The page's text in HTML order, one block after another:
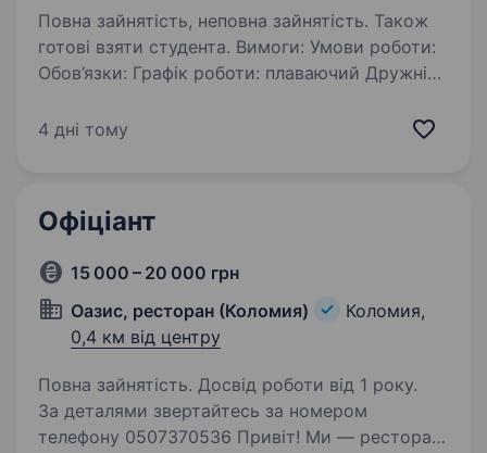
Повна зайнятість, неповна зайнятість. Також
готові взяти студента. Вимоги: Умови роботи:
Обов’язки: Графік роботи: плаваючий Дружній
Харчування/знижки для працівників
4 дні тому
Офіціант
15 000 – 20 000 грн
Оазис, ресторан (Коломия)
Коломия,
0,4 км від центру
Повна зайнятість. Досвід роботи від 1 року.
За деталями звертайтесь за номером
телефону 0507370536 Привіт! Ми — ресторан